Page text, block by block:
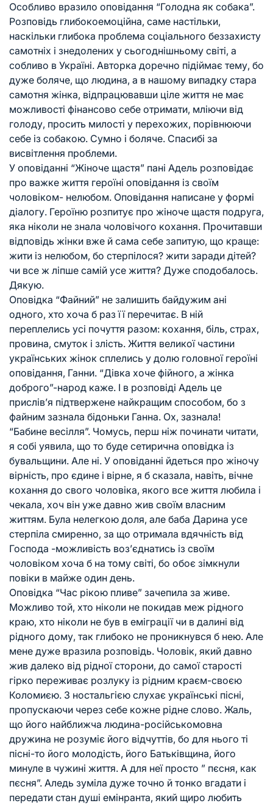
Особливо вразило оповідання “Голодна як собака”.
Розповідь глибокоемоційна, саме настільки,
наскільки глибока проблема соціального беззахисту
самотніх і знедолених у сьогоднішньому світі, а
собливо в Україні. Авторка доречно підіймає тему, бо
дуже боляче, що людина, а в нашому випадку стара
самотня жінка, відпрацювавши ціле життя не має
можливості фінансово себе отримати, мліючи від
голоду, просить милості у перехожих, порівнюючи
себе із собакою. Сумно і боляче. Спасибі за
висвітлення проблеми.
У оповіданні “Жіноче щастя” пані Адель розповідає
про важке життя героїні оповідання із своїм
чоловіком- нелюбом. Оповідання написане у формі
діалогу. Героїню розпитує про жіноче щастя подруга,
яка ніколи не знала чоловічого кохання. Прочитавши
відповідь жінки вже й сама себе запитую, що краще:
жити із нелюбом, бо стерпілося? жити заради дітей?
чи все ж ліпше самій усе життя? Дуже сподобалось.
Дякую.
Оповідка “Файний” не залишить байдужим ані
одного, хто хоча б раз її перечитає. В ній
переплелись усі почуття разом: кохання, біль, страх,
провина, смуток і злість. Життя великої частини
українських жінок сплелись у долю головної героїні
оповідання, Ганни. “Дівка хоче фійного, а жінка
доброго”-народ каже. І в розповіді Адель це
прислів’я підтвержене найкращим способом, бо з
файним зазнала бідоньки Ганна. Ох, зазнала!
“Бабине весілля”. Чомусь, перш ніж починати читати,
я собі уявила, що то буде сетирична оповідка із
бувальщини. Але ні. У оповіданні йдеться про жіночу
вірність, про єдине і вірне, я б сказала, навіть, вічне
кохання до свого чоловіка, якого все життя любила і
чекала, хоч він уже давно жив своїм власним
життям. Була нелегкою доля, але баба Дарина усе
стерпіла смиренно, за що отримала вдячність від
Господа -можливість воз’єднатись із своїм
чоловіком хоча б на тому світі, бо обоє зімкнули
повіки в майже один день.
Оповідка “Час рікою пливе” зачепила за живе.
Можливо той, хто ніколи не покидав меж рідного
краю, хто ніколи не був в еміграції чи в далині від
рідного дому, так глибоко не проникнувся б нею. Але
мене дуже вразила розповідь. Чоловік, який давно
жив далеко від рідної сторони, до самої старості
гірко переживає розлуку із рідним краєм-своєю
Коломиєю. З ностальгією слухає українські пісні,
пропускаючи через себе кожне рідне слово. Жаль,
що його найближча людина-російськомовна
дружина не розуміє його відчуттів, бо для нього ті
пісні-то його молодість, його Батьківщина, його
минуле в чужині життя. А для неї просто ” пєсня, как
пєсня”. Аледь зуміла дуже точно й тонко вгадати і
передати стан душі емінранта, який щиро любить